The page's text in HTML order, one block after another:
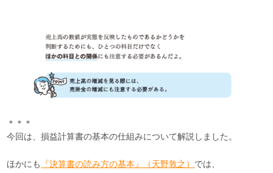
＊＊＊
今回は、損益計算書の基本の仕組みについて解説しました。
ほかにも 『決算書の読み方の基本』（天野敦之） では、